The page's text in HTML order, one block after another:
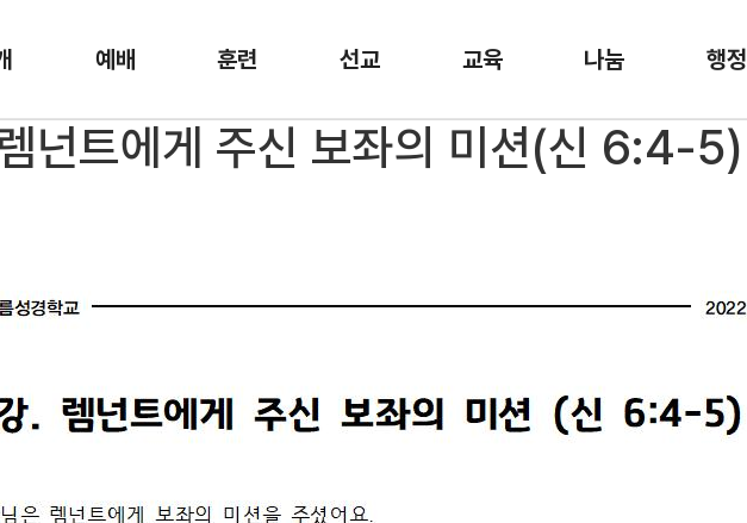
예배 훈련 선교 교육 나눔 행정
넌트에게 주신 보좌의 미션(신 6:4-5)